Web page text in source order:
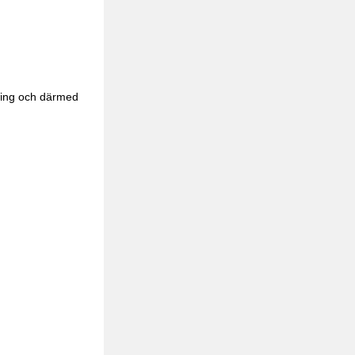
och därmed